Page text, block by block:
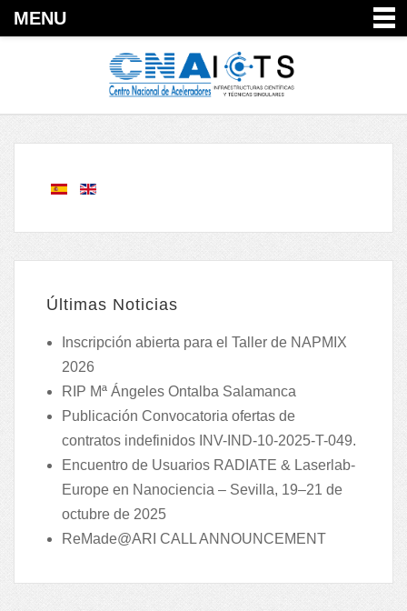
MENU
Últimas Noticias
Inscripción abierta para el Taller de NAPMIX
2026
RIP Mª Ángeles Ontalba Salamanca
Publicación Convocatoria ofertas de
contratos indefinidos INV-IND-10-2025-T-049.
Encuentro de Usuarios RADIATE & Laserlab-
Europe en Nanociencia – Sevilla, 19–21 de
octubre de 2025
ReMade@ARI CALL ANNOUNCEMENT